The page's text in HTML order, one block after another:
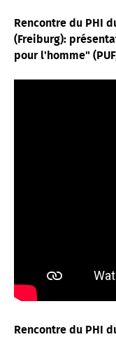
Rencontre du PHI
(Freiburg):
pour l'homme"
Rencontre du PHI